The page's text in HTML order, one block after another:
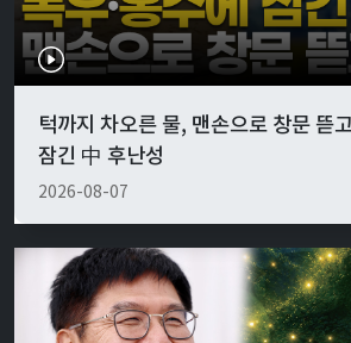
턱까지 차오른 물, 맨손으로 창문 뜯
잠긴 中 후난성
2026-08-07